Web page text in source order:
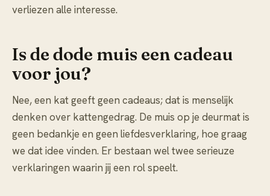
verliezen alle interesse.
Is de dode muis een cadeau
voor jou?
Nee, een kat geeft geen cadeaus; dat is menselijk
denken over kattengedrag. De muis op je deurmat is
geen bedankje en geen liefdesverklaring, hoe graag
we dat idee vinden. Er bestaan wel twee serieuze
verklaringen waarin jij een rol speelt.